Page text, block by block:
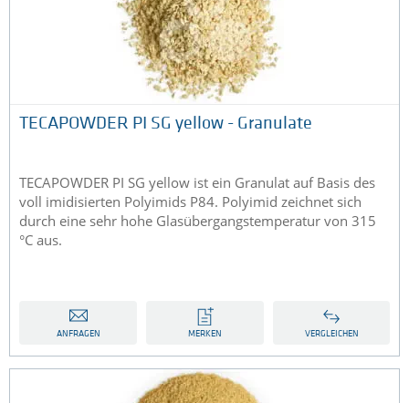
TECAPOWDER PI SG yellow - Granulate
TECAPOWDER PI SG yellow ist ein Granulat auf Basis des
voll imidisierten Polyimids P84. Polyimid zeichnet sich
durch eine sehr hohe Glasübergangstemperatur von 315
°C aus.
ANFRAGEN MERKEN VERGLEICHEN